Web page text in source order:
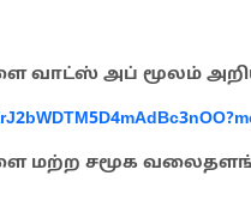
வாட்ஸ் அப் மூலம்
மற்ற சமூக